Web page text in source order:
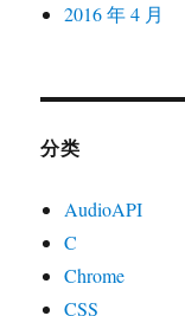
2016 年 4 月
分类
AudioAPI
C
Chrome
CSS